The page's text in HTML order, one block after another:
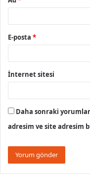
E-posta *
İnternet sitesi
Daha sonraki
adresim ve site adresim